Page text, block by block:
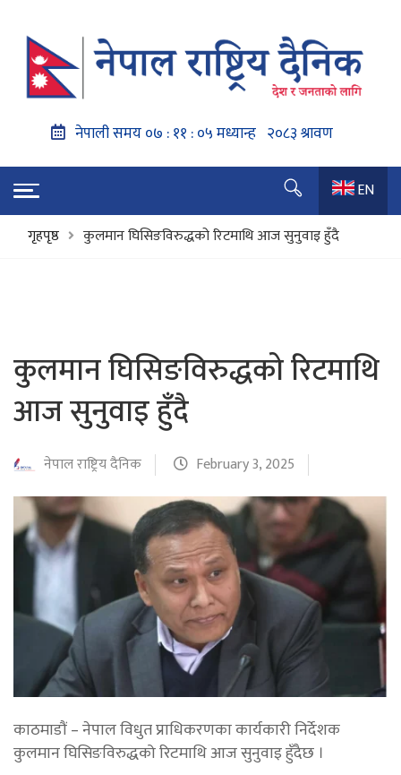
EN
गृहपृष्ठ
कुलमान घिसिङविरुद्धको रिटमाथि आज सुनुवाइ हुँदै
कुलमान घिसिङविरुद्धको रिटमाथि
आज सुनुवाइ हुँदै
नेपाल राष्ट्रिय दैनिक February 3, 2025
काठमाडौं – नेपाल विधुत प्राधिकरणका कार्यकारी निर्देशक
कुलमान घिसिङविरुद्धको रिटमाथि आज सुनुवाइ हुँदैछ ।